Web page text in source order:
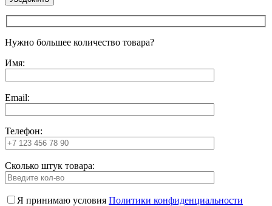
Нужно большее количество товара?
Имя:
Email:
Телефон:
Сколько штук товара:
Я принимаю условия Политики конфиденциальности